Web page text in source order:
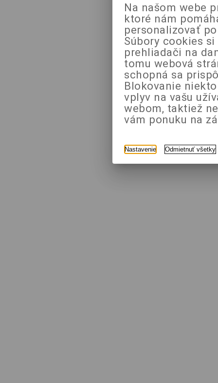
Na našom webe
ktoré nám
personalizovať
Súbory cookies
prehliadači na
tomu webová
schopná sa
Blokovanie
vplyv na vašu
webom, taktiež
vám ponuku na
Nastavenie Odmietnuť všetky